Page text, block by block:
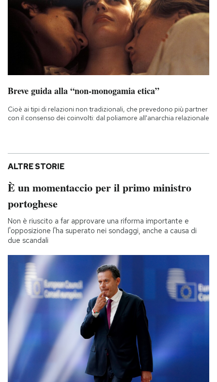
Breve guida alla “non-monogamia etica”
Cioè ai tipi di relazioni non tradizionali, che prevedono più partner
con il consenso dei coinvolti: dal poliamore all'anarchia relazionale
ALTRE STORIE
È un momentaccio per il primo ministro
portoghese
Non è riuscito a far approvare una riforma importante e
l'opposizione l'ha superato nei sondaggi, anche a causa di
due scandali